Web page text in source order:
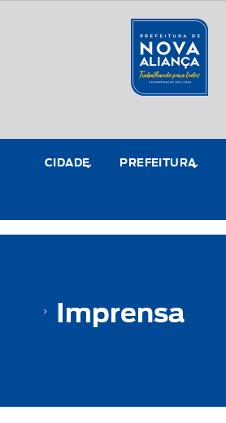
CIDADE PREFEITURA
Imprensa